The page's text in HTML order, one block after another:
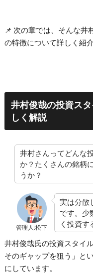
📌 次の章では、そんな井
の特徴について詳しく紹
井村俊哉の投資ス
しく解説
井村さんってどんな
か？たくさんの銘柄
うか？
管理人:松下
実は分散
です。少
く投資す
井村俊哉氏の投資スタイ
そのギャップを狙う」と
にしています。